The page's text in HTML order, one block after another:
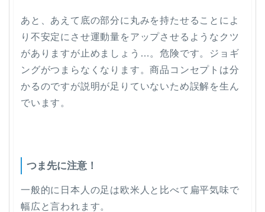
あと、あえて底の部分に丸みを持たせることによ
り不安定にさせ運動量をアップさせるようなクツ
がありますが止めましょう…。危険です。ジョギ
ングがつまらなくなります。商品コンセプトは分
かるのですが説明が足りていないため誤解を生ん
でいます。
つま先に注意！
一般的に日本人の足は欧米人と比べて扁平気味で
幅広と言われます。